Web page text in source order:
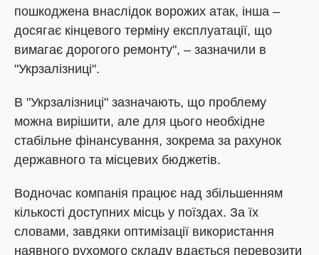
пошкоджена внаслідок ворожих атак, інша –
досягає кінцевого терміну експлуатації, що
вимагає дорогого ремонту", – зазначили в
"Укрзалізниці".
В "Укрзалізниці" зазначають, що проблему
можна вирішити, але для цього необхідне
стабільне фінансування, зокрема за рахунок
державного та місцевих бюджетів.
Водночас компанія працює над збільшенням
кількості доступних місць у поїздах. За їх
словами, завдяки оптимізації використання
наявного рухомого складу вдається перевозити